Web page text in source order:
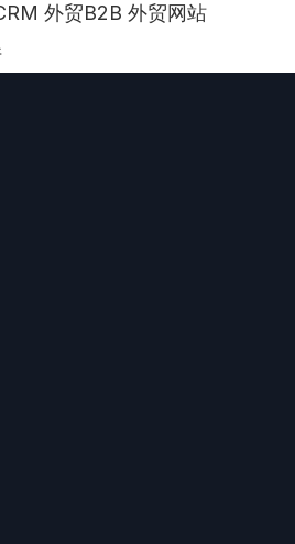
外贸B2B 外贸网站